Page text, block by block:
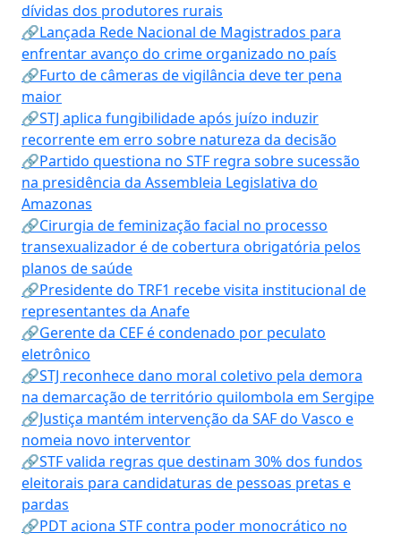
dívidas dos produtores rurais
🔗Lançada Rede Nacional de Magistrados para
enfrentar avanço do crime organizado no país
🔗Furto de câmeras de vigilância deve ter pena
maior
🔗STJ aplica fungibilidade após juízo induzir
recorrente em erro sobre natureza da decisão
🔗Partido questiona no STF regra sobre sucessão
na presidência da Assembleia Legislativa do
Amazonas
🔗Cirurgia de feminização facial no processo
transexualizador é de cobertura obrigatória pelos
planos de saúde
🔗Presidente do TRF1 recebe visita institucional de
representantes da Anafe
🔗Gerente da CEF é condenado por peculato
eletrônico
🔗STJ reconhece dano moral coletivo pela demora
na demarcação de território quilombola em Sergipe
🔗Justiça mantém intervenção da SAF do Vasco e
nomeia novo interventor
🔗STF valida regras que destinam 30% dos fundos
eleitorais para candidaturas de pessoas pretas e
pardas
🔗PDT aciona STF contra poder monocrático no